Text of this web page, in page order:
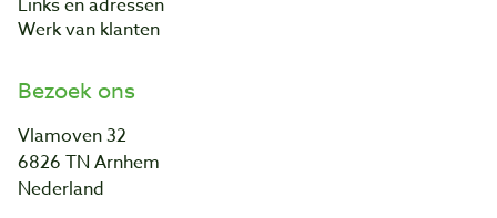
Links en adressen
Werk van klanten
Bezoek ons
Vlamoven 32
6826 TN Arnhem
Nederland